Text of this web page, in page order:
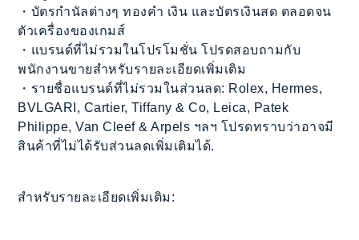
・บัตรกำนัลต่างๆ ทองคำ เงิน และบัตรเงินสด ตลอดจน
ตัวเครื่องของเกมส์
・แบรนด์ที่ไม่รวมในโปรโมชั่น โปรดสอบถามกับ
พนักงานขายสำหรับรายละเอียดเพิ่มเติม
・รายชื่อแบรนด์ที่ไม่รวมในส่วนลด: Rolex, Hermes,
BVLGARI, Cartier, Tiffany & Co, Leica, Patek
Philippe, Van Cleef & Arpels ฯลฯ โปรดทราบว่าอาจมี
สินค้าที่ไม่ได้รับส่วนลดเพิ่มเติมได้.
สำหรับรายละเอียดเพิ่มเติม: